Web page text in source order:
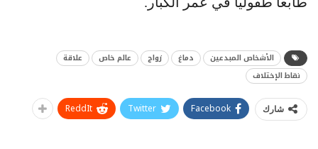
الأشخاص المبدعين دماغ زواج عالم خاص
علاقة
نقاط الإختلاف
شارك Facebook
Twitter
ReddIt